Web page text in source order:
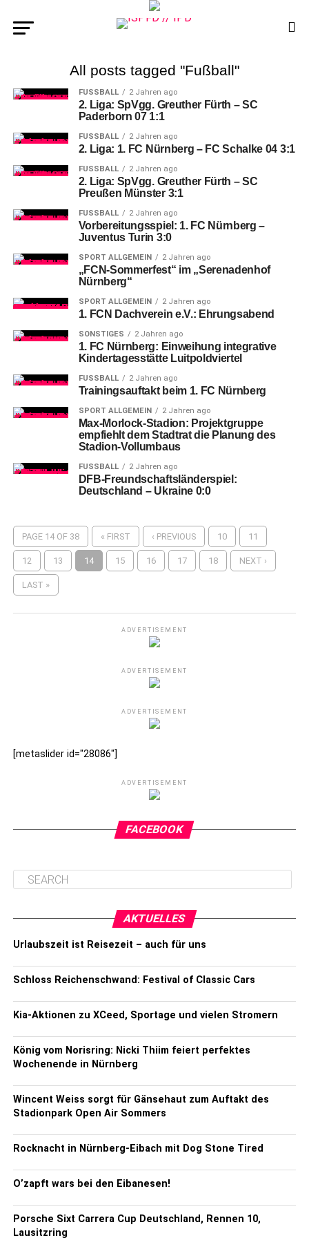
All posts tagged "Fußball"
FUSSBALL 2 Jahren ago
2. Liga: SpVgg. Greuther Fürth – SC
Paderborn 07 1:1
FUSSBALL 2 Jahren ago
2. Liga: 1. FC Nürnberg – FC Schalke 04 3:1
FUSSBALL 2 Jahren ago
2. Liga: SpVgg. Greuther Fürth – SC
Preußen Münster 3:1
FUSSBALL 2 Jahren ago
Vorbereitungsspiel: 1. FC Nürnberg –
Juventus Turin 3:0
SPORT ALLGEMEIN 2 Jahren ago
„FCN-Sommerfest“ im „Serenadenhof
Nürnberg“
SPORT ALLGEMEIN 2 Jahren ago
1. FCN Dachverein e.V.: Ehrungsabend
SONSTIGES 2 Jahren ago
1. FC Nürnberg: Einweihung integrative
Kindertagesstätte Luitpoldviertel
FUSSBALL 2 Jahren ago
Trainingsauftakt beim 1. FC Nürnberg
SPORT ALLGEMEIN 2 Jahren ago
Max-Morlock-Stadion: Projektgruppe
empfiehlt dem Stadtrat die Planung des
Stadion-Vollumbaus
FUSSBALL 2 Jahren ago
DFB-Freundschaftsländerspiel:
Deutschland – Ukraine 0:0
PAGE 14 OF 38 « FIRST ‹ PREVIOUS 10 11
12 13 14 15 16 17 18 NEXT ›
LAST »
ADVERTISEMENT
ADVERTISEMENT
ADVERTISEMENT
[metaslider id="28086"]
ADVERTISEMENT
FACEBOOK
AKTUELLES
Urlaubszeit ist Reisezeit – auch für uns
Schloss Reichenschwand: Festival of Classic Cars
Kia-Aktionen zu XCeed, Sportage und vielen Stromern
König vom Norisring: Nicki Thiim feiert perfektes
Wochenende in Nürnberg
Wincent Weiss sorgt für Gänsehaut zum Auftakt des
Stadionpark Open Air Sommers
Rocknacht in Nürnberg-Eibach mit Dog Stone Tired
O’zapft wars bei den Eibanesen!
Porsche Sixt Carrera Cup Deutschland, Rennen 10,
Lausitzring